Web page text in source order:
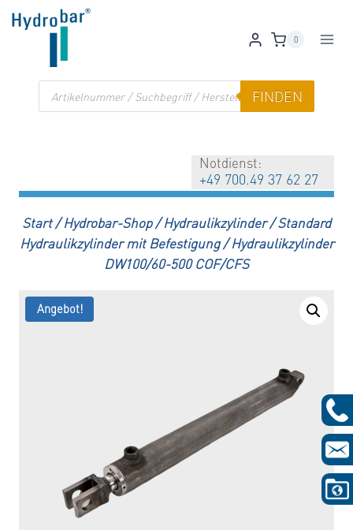
Zum
Inhalt
0
Products
search
FINDEN
Notdienst:
+49 700.49 37 62 27
Start / Hydrobar-Shop / Hydraulikzylinder / Standard
Hydraulikzylinder mit Befestigung /Hydraulikzylinder
DW100/60-500 COF/CFS
Angebot!